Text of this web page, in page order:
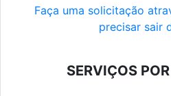
Faça uma solicitação
precisar sair
SERVIÇOS